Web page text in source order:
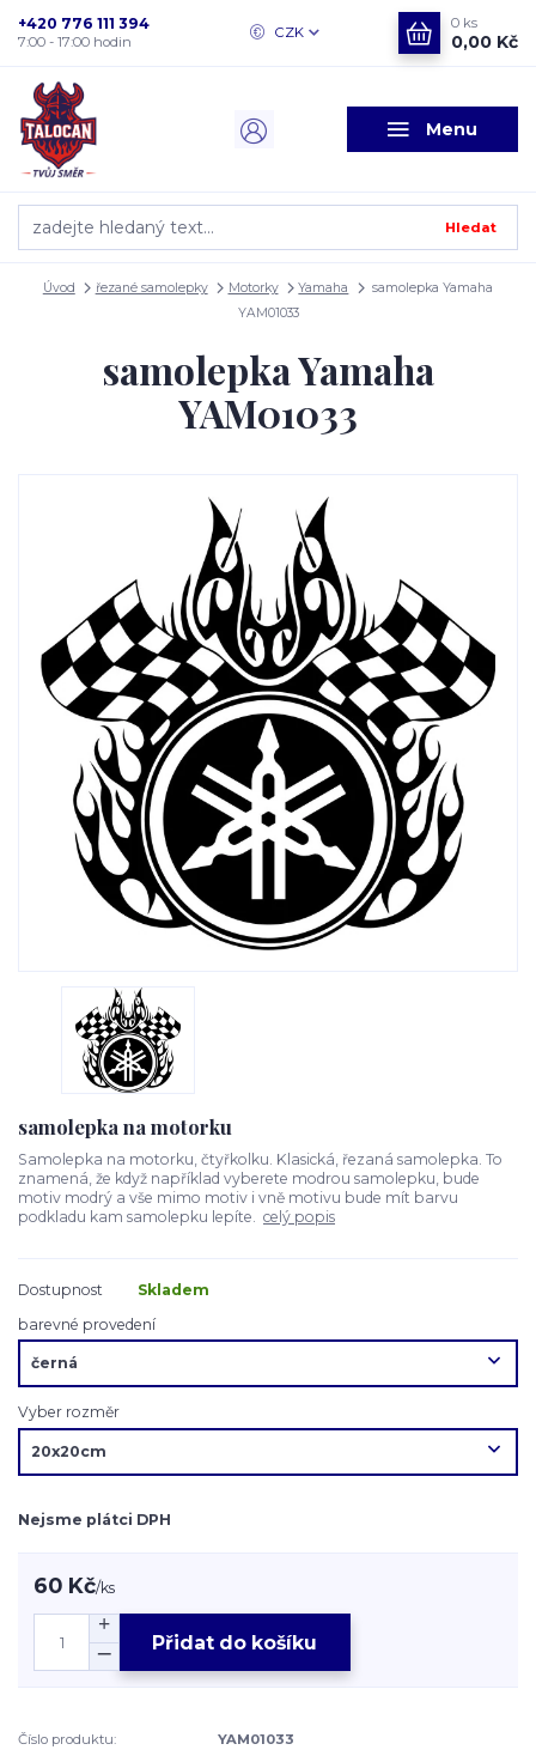
Menu
CZK
Hledat
+420 776 111 394
7:00 - 17:00 hodin
0 ks
0,00 Kč
Úvod řezané samolepky Motorky Yamaha
samolepka Yamaha
YAM01033
samolepka Yamaha
YAM01033
samolepka na motorku
Samolepka na motorku, čtyřkolku. Klasická, řezaná samolepka. To
znamená, že když například vyberete modrou samolepku, bude
motiv modrý a vše mimo motiv i vně motivu bude mít barvu
podkladu kam samolepku lepíte. celý popis
Dostupnost
Skladem
barevné provedení
Vyber rozměr
Nejsme plátci DPH
60 Kč/ks
Přidat do košíku
Číslo produktu:
YAM01033